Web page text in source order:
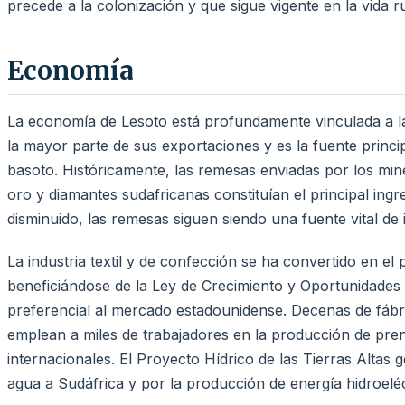
precede a la colonización y que sigue vigente en la vida
Economía
La economía de Lesoto está profundamente vinculada
la mayor parte de sus exportaciones y es la fuente
basoto. Históricamente, las remesas enviadas por los
oro y diamantes sudafricanas constituían el principal
disminuido, las remesas siguen siendo una fuente vital
La industria textil y de confección se ha convertido en
beneficiándose de la Ley de Crecimiento y
preferencial al mercado estadounidense. Decenas de
emplean a miles de trabajadores en la producción de
internacionales. El Proyecto Hídrico de las Tierras Altas
agua a Sudáfrica y por la producción de energía